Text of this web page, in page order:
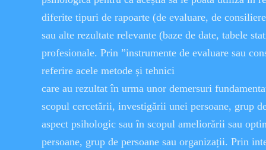
diferite tipuri de rapoarte (de evaluare, de
sau alte rezultate relevante (baze de date, tabele
profesionale. Prin ”instrumente de evaluare sau
referire acele metode și tehnici
care au rezultat în urma unor demersuri
scopul cercetării, investigării unei persoane, grup
aspect psihologic sau în scopul ameliorării sau
persoane, grup de persoane sau organizații. Prin